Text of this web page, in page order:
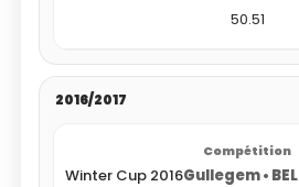
50.51
2016/2017
Winter Cup 2016Gullegem • BEL